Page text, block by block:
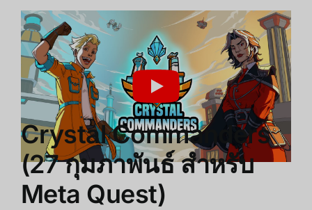
Crystal Commanders
(27 กุมภาพันธ์ สำหรับ
Meta Quest)